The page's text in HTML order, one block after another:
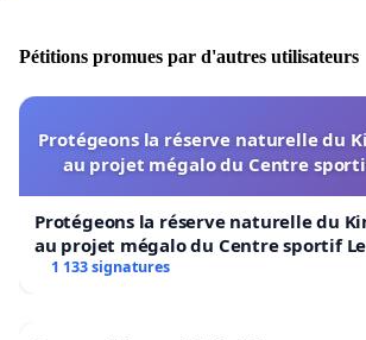
Pétitions promues par d'autres utilisateurs
Protégeons la réserve naturelle du
au projet mégalo du Centre
Protégeons la réserve naturelle du
au projet mégalo du Centre sportif Le
1 133 signatures